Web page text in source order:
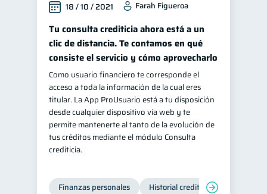
18 / 10 / 2021 Farah Figueroa
Tu consulta crediticia ahora está a un
clic de distancia. Te contamos en qué
consiste el servicio y cómo aprovecharlo
Como usuario financiero te corresponde el
acceso a toda la información de la cual eres
titular. La App ProUsuario está a tu disposición
desde cualquier dispositivo vía web y te
permite mantenerte al tanto de la evolución de
tus créditos mediante el módulo Consulta
crediticia.
Finanzas personales Historial crediticio